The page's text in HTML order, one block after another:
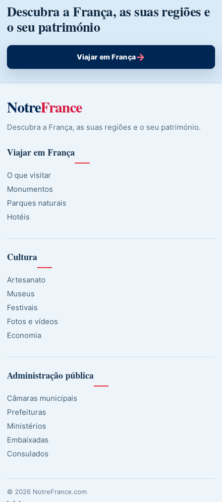
Descubra a França, as suas regiões e
o seu património
Viajar em França→
NotreFrance
Descubra a França, as suas regiões e o seu património.
Viajar em França
O que visitar
Monumentos
Parques naturais
Hotéis
Cultura
Artesanato
Museus
Festivais
Fotos e vídeos
Economia
Administração pública
Câmaras municipais
Prefeituras
Ministérios
Embaixadas
Consulados
© 2026 NotreFrance.com